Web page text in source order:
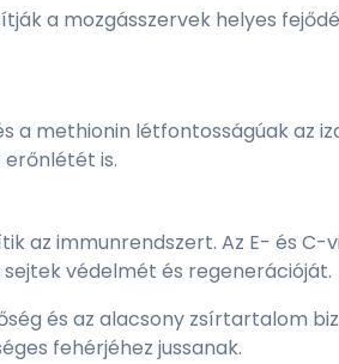
a mozgásszervek helyes
a methionin létfontosságúak az
is.
az immunrendszert. Az E- és
védelmét és regenerációját.
és az alacsony zsírtartalom
fehérjéhez jussanak.